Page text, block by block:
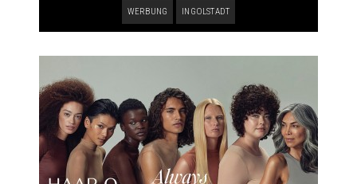
WERBUNG INGOLSTADT